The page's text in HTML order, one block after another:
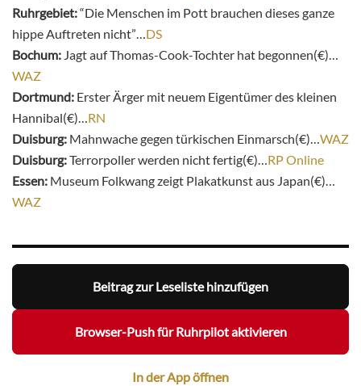
Ruhrgebiet:“Die Menschen im Pott brauchen dieses ganze
hippe Auftreten nicht”…DS
Bochum: Jagt auf Thomas-Cook-Tochter hat begonnen(€)…
WAZ
Dortmund: Erster Ärger mit neuem Eigentümer des kleinen
Hannibal(€)…RN
Duisburg: Mahnwache gegen türkischen Einmarsch(€)…WAZ
Duisburg:Terrorpoller werden nicht fertig(€)…RP Online
Essen: Museum Folkwang zeigt Plakatkunst aus Japan(€)…
WAZ
Beitrag zur Leseliste hinzufügen
Browser-Push für Ruhrpilot aktivieren
In der App öffnen